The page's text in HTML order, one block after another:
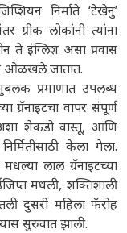
निर्माते ‘टेखेनु’
ग्रीक लोकांनी त्यांना
ते इंग्लिश असा प्रवास
ओळखले जातात.
प्रमाणात उपलब्ध
ग्रॅनाइटचा वापर संपूर्ण
शेकडो वास्तू, आणि
केला गेला.
लाल ग्रॅनाइटच्या
मधली, शक्तिशाली
दुसरी महिला फॅरोह
सुरुवात झाली.